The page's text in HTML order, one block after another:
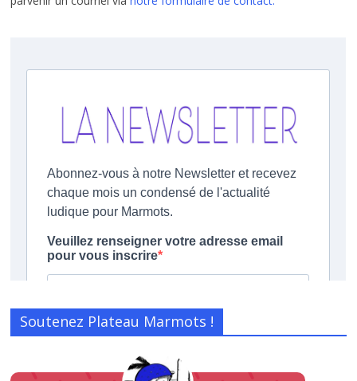
Soutenez Plateau Marmots !